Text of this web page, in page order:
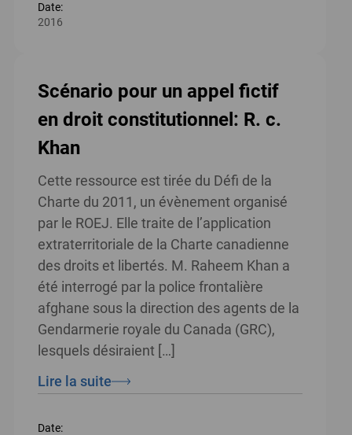
Date:
2016
Scénario pour un appel fictif
en droit constitutionnel: R. c.
Khan
Cette ressource est tirée du Défi de la
Charte du 2011, un évènement organisé
par le ROEJ. Elle traite de l’application
extraterritoriale de la Charte canadienne
des droits et libertés. M. Raheem Khan a
été interrogé par la police frontalière
afghane sous la direction des agents de la
Gendarmerie royale du Canada (GRC),
lesquels désiraient […]
Lire la suite
Date: